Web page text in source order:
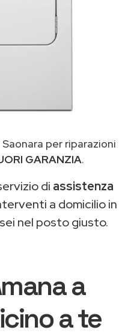
per riparazioni
GARANZIA.
di assistenza
a domicilio in
nel posto giusto.
a
a te